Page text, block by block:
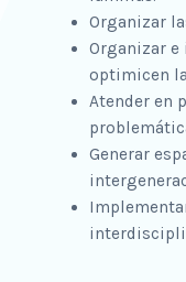
Organizar
Organizar e i
optimicen la
Atender en
Generar
interdiscipli